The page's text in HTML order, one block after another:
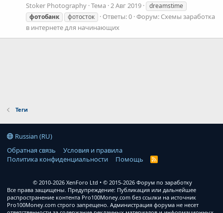
Stoker Photography Тема 2 Авг 2019
dreamstime
фотобанк
фотосток Ответы: 0 Форум: Схемы заработка
в интернете для начинающих
Теги
Russian (RU)
Обратная связь
Условия и правила
Политика конфиденциальности
Помощь
R
© 2010-2026 XenForo Ltd
© 2015-2026 Форум по заработку
Все права защищены. Предупреждение: Публикация или дальнейшее
распространение контента Pro100Money.com без ссылки на источник
Pro100Money.com строго запрещено. Администрация форума не несет